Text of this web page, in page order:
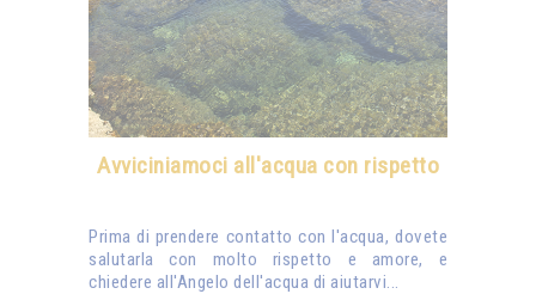
Avviciniamoci all'acqua con rispetto
Prima di prendere contatto con l'acqua, dovete
salutarla con molto rispetto e amore, e
chiedere all'Angelo dell'acqua di aiutarvi...